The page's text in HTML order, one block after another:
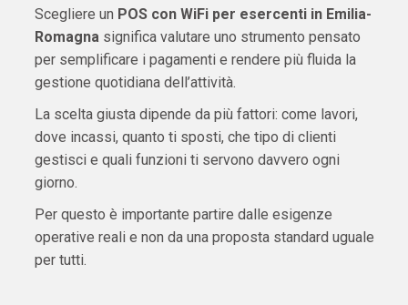
Scegliere un POS con WiFi per esercenti in Emilia-
Romagnasignifica valutare uno strumento pensato
per semplificare i pagamenti e rendere più fluida la
gestione quotidiana dell’attività.
La scelta giusta dipende da più fattori: come lavori,
dove incassi, quanto ti sposti, che tipo di clienti
gestisci e quali funzioni ti servono davvero ogni
giorno.
Per questo è importante partire dalle esigenze
operative reali e non da una proposta standard uguale
per tutti.